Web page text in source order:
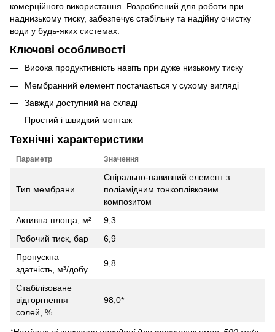
комерційного використання. Розроблений для роботи при
наднизькому тиску, забезпечує стабільну та надійну очистку
води у будь-яких системах.
Ключові особливості
Висока продуктивність навіть при дуже низькому тиску
Мембранний елемент постачається у сухому вигляді
Завжди доступний на складі
Простий і швидкий монтаж
Технічні характеристики
Параметр Значення
Тип мембрани
Спірально-навивний елемент з
поліамідним тонкоплівковим
композитом
Активна площа, м²
9,3
Робочий тиск, бар
6,9
Пропускна
здатність, м³/добу
9,8
Стабілізоване
відторгнення
солей, %
98,0*